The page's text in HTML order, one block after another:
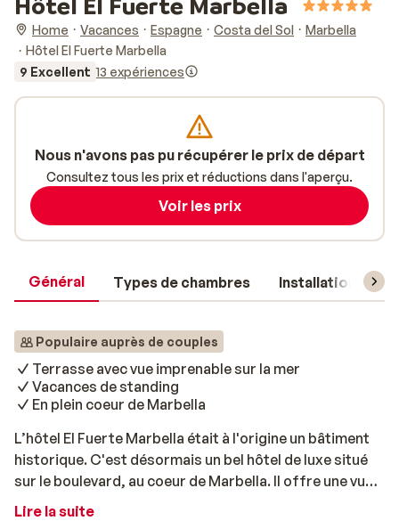
Home Vacances Espagne Costa del Sol
Marbella
Hôtel El Fuerte Marbella
9 Excellent 13 expériences
Général Types de chambres Installations
Populaire auprès de couples
Terrasse avec vue imprenable sur la mer
Vacances de standing
En plein coeur de Marbella
L’hôtel El Fuerte Marbella était à l'origine un bâtiment
historique. C'est désormais un bel hôtel de luxe situé
sur le boulevard, au coeur de Marbella. Il offre une vue
imprenable sur la mer, depuis la terrasse de la piscine.
Lire la suite
Nous n'avons pas pu récupérer le prix de départ
Consultez tous les prix et réductions dans l'aperçu.
Voir les prix